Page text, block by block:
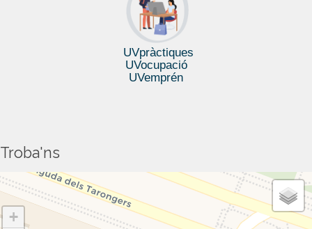
UVpràctiques
UVocupació
UVemprén
Troba'ns
+